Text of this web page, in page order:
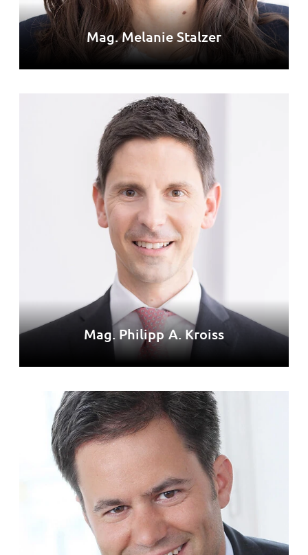
Mag. Melanie Stalzer
Mag. Philipp A. Kroiss